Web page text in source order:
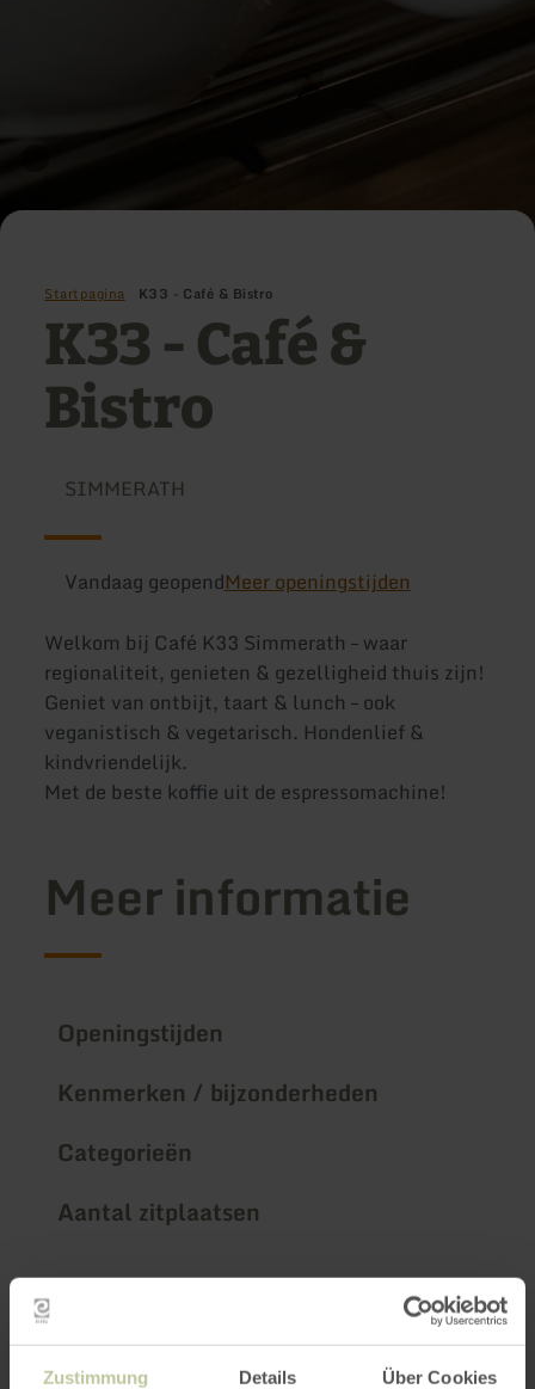
Zustimmung Details Über Cookies
Startpagina K33 - Café & Bistro
K33 - Café &
Bistro
SIMMERATH
Vandaag geopendMeer openingstijden
Welkom bij Café K33 Simmerath – waar
regionaliteit, genieten & gezelligheid thuis zijn!
Geniet van ontbijt, taart & lunch – ook
veganistisch & vegetarisch. Hondenlief &
kindvriendelijk.
Met de beste koffie uit de espressomachine!
Meer informatie
Openingstijden
Kenmerken / bijzonderheden
Categorieën
Aantal zitplaatsen
Impressies